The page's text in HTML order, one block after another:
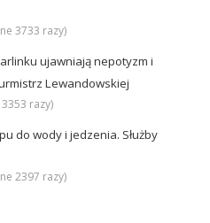
3733 razy)
ujawniają nepotyzm i
Lewandowskiej
razy)
do wody i jedzenia. Służby
2397 razy)